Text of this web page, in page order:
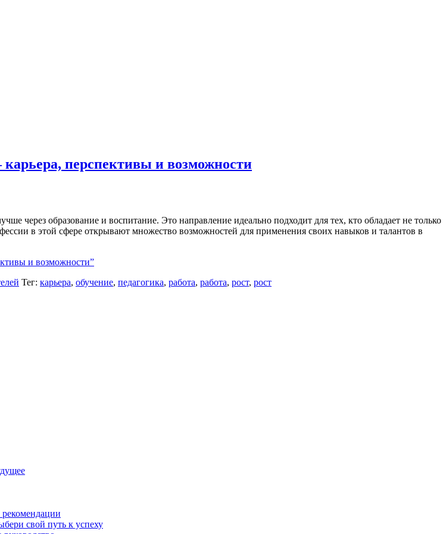
карьера, перспективы и возможности
через образование и воспитание. Это направление идеально подходит для тех, кто обладает не только
в этой сфере открывают множество возможностей для применения своих навыков и талантов в
и возможности”
Тег: карьера, обучение, педагогика, работа, работа, рост, рост
свой путь к успеху